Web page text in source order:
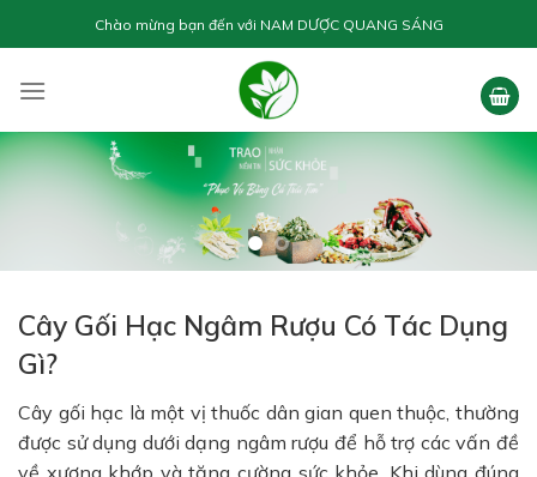
to
Chào mừng bạn đến với NAM DƯỢC QUANG SÁNG
Cây Gối Hạc Ngâm Rượu Có Tác Dụng
Gì?
Cây gối hạc là một vị thuốc dân gian quen thuộc, thường
được sử dụng dưới dạng ngâm rượu để hỗ trợ các vấn đề
về xương khớp và tăng cường sức khỏe. Khi dùng đúng